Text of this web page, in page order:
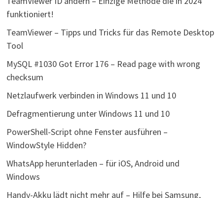
funktioniert!
TeamViewer – Tipps und Tricks für das Remote Desktop
Tool
MySQL #1030 Got Error 176 – Read page with wrong
checksum
Netzlaufwerk verbinden in Windows 11 und 10
Defragmentierung unter Windows 11 und 10
PowerShell-Script ohne Fenster ausführen –
WindowStyle Hidden?
WhatsApp herunterladen – für iOS, Android und
Windows
Handy-Akku lädt nicht mehr auf – Hilfe bei Samsung,